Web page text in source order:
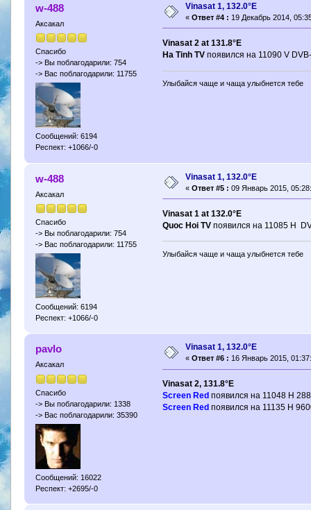
w-488
Аксакал
Спасибо
-> Вы поблагодарили: 754
-> Вас поблагодарили: 11755
Сообщений: 6194
Респект: +1066/-0
Vinasat 1, 132.0°E
« Ответ #4 : 19 Декабрь 2014,
Vinasat 2 at 131.8°E
Ha Tinh TVпоявился на 11090 V
Улыбайся чаще и чаща улыбнется тебе
w-488
Аксакал
Спасибо
-> Вы поблагодарили: 754
-> Вас поблагодарили: 11755
Сообщений: 6194
Респект: +1066/-0
Vinasat 1, 132.0°E
« Ответ #5 : 09 Январь 2015,
Vinasat 1 at 132.0°E
Quoc Hoi TV появился на 11085 H
Улыбайся чаще и чаща улыбнется тебе
pavlo
Аксакал
Спасибо
-> Вы поблагодарили: 1338
-> Вас поблагодарили: 35390
Сообщений: 16022
Респект: +2695/-0
Vinasat 1, 132.0°E
« Ответ #6 : 16 Январь 2015,
Vinasat 2, 131.8°E
Screen Red появился на 11048 H
Screen Red появился на 11135 H